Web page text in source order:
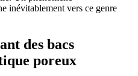
inévitablement vers ce genre
des bacs
poreux